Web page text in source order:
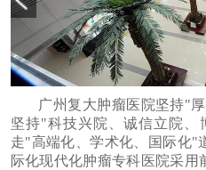
广州复大肿瘤医院坚持"
坚持"科技兴院、诚信立院
走"高端化、学术化、国际化"
际化现代化肿瘤专科医院采